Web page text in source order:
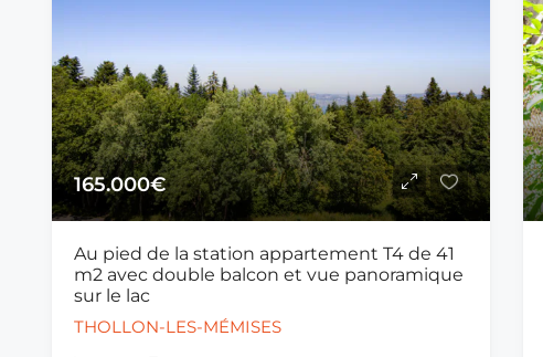
165.000€
Au pied de la station appartement T4 de 41
m2 avec double balcon et vue panoramique
sur le lac
THOLLON-LES-MÉMISES